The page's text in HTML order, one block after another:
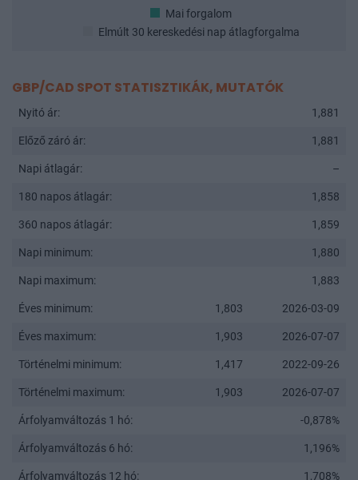
Mai forgalom
Elmúlt 30 kereskedési nap átlagforgalma
GBP/CAD SPOT STATISZTIKÁK, MUTATÓK
Nyitó ár: 1,881
Előző záró ár: 1,881
Napi átlagár: –
180 napos átlagár: 1,858
360 napos átlagár: 1,859
Napi minimum: 1,880
Napi maximum: 1,883
Éves minimum: 1,803 2026-03-09
Éves maximum: 1,903 2026-07-07
Történelmi minimum: 1,417 2022-09-26
Történelmi maximum: 1,903 2026-07-07
Árfolyamváltozás 1 hó: -0,878%
Árfolyamváltozás 6 hó: 1,196%
Árfolyamváltozás 12 hó: 1,708%